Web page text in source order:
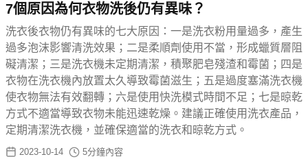
7個原因為何衣物洗後仍有異味？
洗衣後衣物仍有異味的七大原因：一是洗衣粉用量過多，產生
過多泡沫影響清洗效果；二是柔順劑使用不當，形成蠟質層阻
礙清潔；三是洗衣機未定期清潔，積聚肥皂殘渣和霉菌；四是
衣物在洗衣機內放置太久導致霉菌滋生；五是過度塞滿洗衣機
使衣物無法有效翻轉；六是使用快洗模式時間不足；七是晾乾
方式不適當導致衣物未能迅速乾燥。建議正確使用洗衣產品，
定期清潔洗衣機，並確保適當的洗衣和晾乾方式。
2023-10-14 5分鐘內容